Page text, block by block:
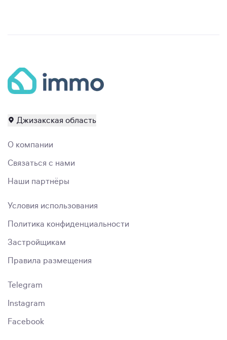
Джизакская область
О компании
Связаться с нами
Наши партнёры
Условия использования
Политика конфиденциальности
Застройщикам
Правила размещения
Telegram
Instagram
Facebook